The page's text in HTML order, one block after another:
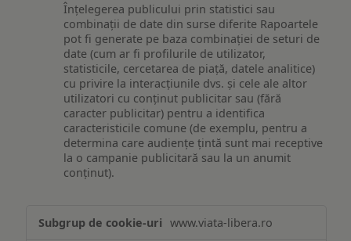
Înțelegerea publicului prin statistici sau
combinații de date din surse diferite Rapoartele
pot fi generate pe baza combinației de seturi de
date (cum ar fi profilurile de utilizator,
statisticile, cercetarea de piață, datele analitice)
cu privire la interacțiunile dvs. și cele ale altor
utilizatori cu conținut publicitar sau (fără
caracter publicitar) pentru a identifica
caracteristicile comune (de exemplu, pentru a
determina care audiențe țintă sunt mai receptive
la o campanie publicitară sau la un anumit
conținut).
www.viata-libera.ro